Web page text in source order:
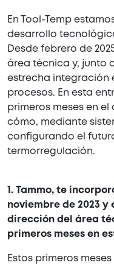
En Tool-Temp
desarrollo
Desde febrero de
área técnica y, junto
estrecha integración
procesos. En esta
primeros meses en
cómo, mediante
configurando el
termorregulación.
1. Tammo, te
noviembre de 2023 y
dirección del área
primeros meses en
Estos primeros